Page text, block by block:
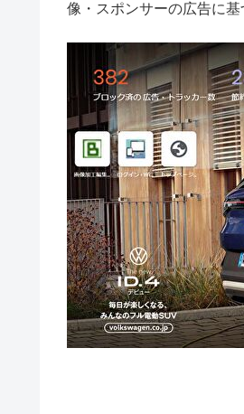
像・スポンサーの広告に